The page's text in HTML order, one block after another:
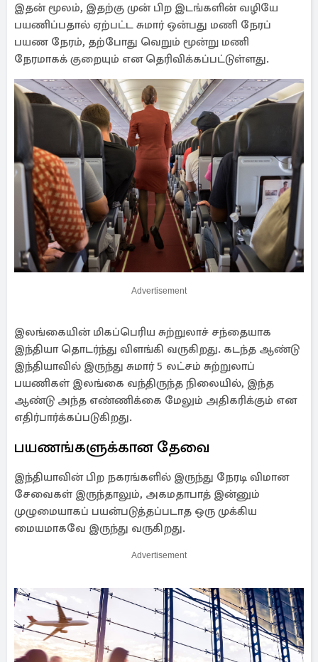
இதன் மூலம், இதற்கு முன் பிற இடங்களின் வழியே
பயணிப்பதால் ஏற்பட்ட சுமார் ஒன்பது மணி நேரப்
பயண நேரம், தற்போது வெறும் மூன்று மணி
நேரமாகக் குறையும் என தெரிவிக்கப்பட்டுள்ளது.
Advertisement
இலங்கையின் மிகப்பெரிய சுற்றுலாச் சந்தையாக
இந்தியா தொடர்ந்து விளங்கி வருகிறது. கடந்த ஆண்டு
இந்தியாவில் இருந்து சுமார் 5 லட்சம் சுற்றுலாப்
பயணிகள் இலங்கை வந்திருந்த நிலையில், இந்த
ஆண்டு அந்த எண்ணிக்கை மேலும் அதிகரிக்கும் என
எதிர்பார்க்கப்படுகிறது.
பயணங்களுக்கான தேவை
இந்தியாவின் பிற நகரங்களில் இருந்து நேரடி விமான
சேவைகள் இருந்தாலும், அகமதாபாத் இன்னும்
முழுமையாகப் பயன்படுத்தப்படாத ஒரு முக்கிய
மையமாகவே இருந்து வருகிறது.
Advertisement